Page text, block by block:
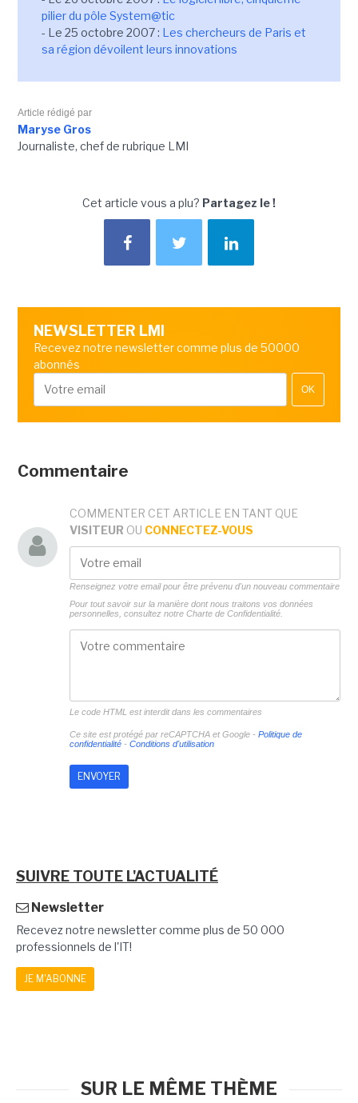
pilier du pôle System@tic
- Le 25 octobre 2007 : Les chercheurs de Paris et
sa région dévoilent leurs innovations
Article rédigé par
Maryse Gros
Journaliste, chef de rubrique LMI
Cet article vous a plu? Partagez le !
NEWSLETTER LMI
Recevez notre newsletter comme plus de 50000
abonnés
OK
Commentaire
COMMENTER CET ARTICLE EN TANT QUE
VISITEUR OU CONNECTEZ-VOUS
Renseignez votre email pour être prévenu d'un nouveau commentaire
Pour tout savoir sur la manière dont nous traitons vos données
personnelles, consultez notre Charte de Confidentialité.
Le code HTML est interdit dans les commentaires
Ce site est protégé par reCAPTCHA et Google - Politique de
confidentialité- Conditions d'utilisation
SUIVRE TOUTE L'ACTUALITÉ
Newsletter
Recevez notre newsletter comme plus de 50 000
professionnels de l'IT!
JE M'ABONNE
SUR LE MÊME THÈME